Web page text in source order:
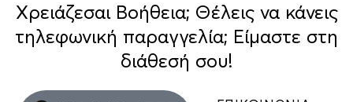
Χρειάζεσαι Βοήθεια; Θέλεις να κάνεις
τηλεφωνική παραγγελία; Είμαστε στη
διάθεσή σου!